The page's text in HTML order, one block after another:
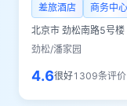
差旅酒店 商务中心
北京市 劲松南路5号楼
劲松/潘家园
4.6很好1309条评价